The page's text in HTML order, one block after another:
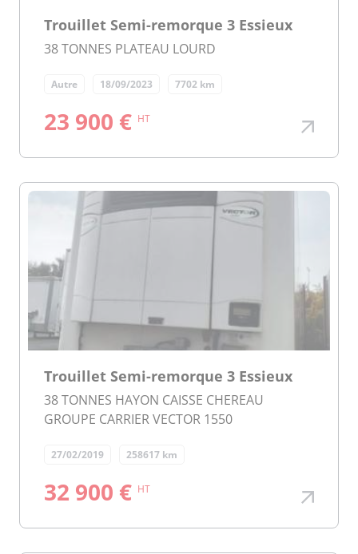
Trouillet Semi-remorque 3 Essieux
38 TONNES PLATEAU LOURD
Autre 18/09/2023 7702 km
23 900 € HT
Trouillet Semi-remorque 3 Essieux
38 TONNES HAYON CAISSE CHEREAU
GROUPE CARRIER VECTOR 1550
27/02/2019 258617 km
32 900 € HT